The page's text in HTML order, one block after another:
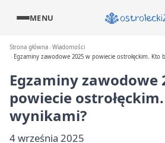
MENU
Strona główna Wiadomości
Egzaminy zawodowe 2025 w powiecie ostrołęckim. Kto
Egzaminy zawodowe
powiecie ostrołęckim.
wynikami?
4 września 2025